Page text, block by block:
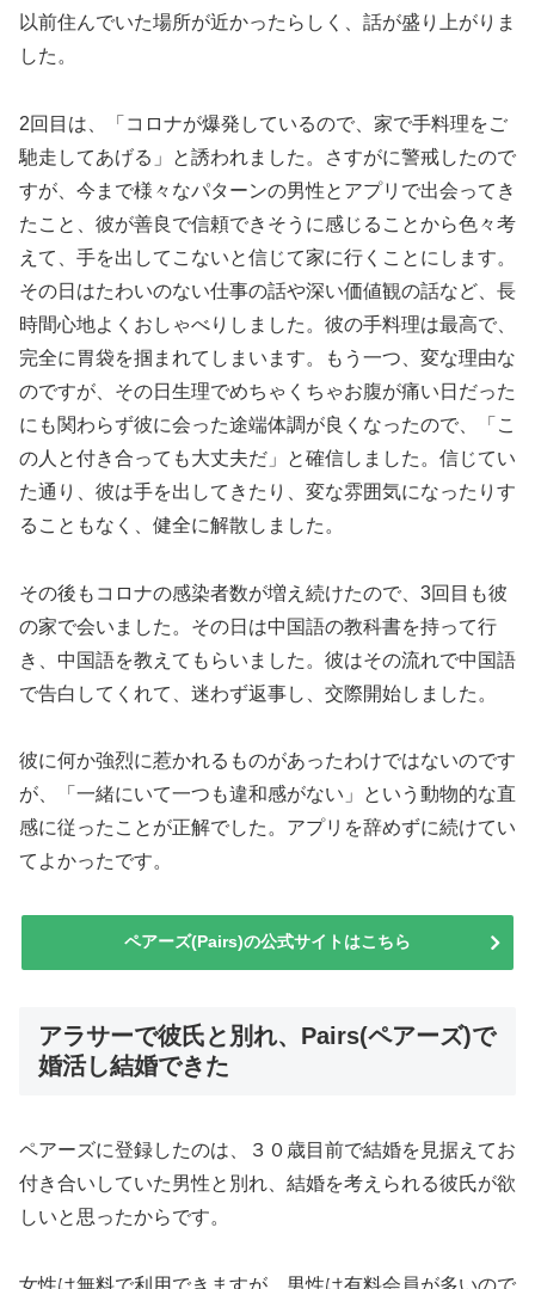
以前住んでいた場所が近かったらしく、話が盛り上がりま
した。
2回目は、「コロナが爆発しているので、家で手料理をご
馳走してあげる」と誘われました。さすがに警戒したので
すが、今まで様々なパターンの男性とアプリで出会ってき
たこと、彼が善良で信頼できそうに感じることから色々考
えて、手を出してこないと信じて家に行くことにします。
その日はたわいのない仕事の話や深い価値観の話など、長
時間心地よくおしゃべりしました。彼の手料理は最高で、
完全に胃袋を掴まれてしまいます。もう一つ、変な理由な
のですが、その日生理でめちゃくちゃお腹が痛い日だった
にも関わらず彼に会った途端体調が良くなったので、「こ
の人と付き合っても大丈夫だ」と確信しました。信じてい
た通り、彼は手を出してきたり、変な雰囲気になったりす
ることもなく、健全に解散しました。
その後もコロナの感染者数が増え続けたので、3回目も彼
の家で会いました。その日は中国語の教科書を持って行
き、中国語を教えてもらいました。彼はその流れで中国語
で告白してくれて、迷わず返事し、交際開始しました。
彼に何か強烈に惹かれるものがあったわけではないのです
が、「一緒にいて一つも違和感がない」という動物的な直
感に従ったことが正解でした。アプリを辞めずに続けてい
てよかったです。
ペアーズ(Pairs)の公式サイトはこちら
アラサーで彼氏と別れ、Pairs(ペアーズ)で
婚活し結婚できた
ペアーズに登録したのは、３０歳目前で結婚を見据えてお
付き合いしていた男性と別れ、結婚を考えられる彼氏が欲
しいと思ったからです。